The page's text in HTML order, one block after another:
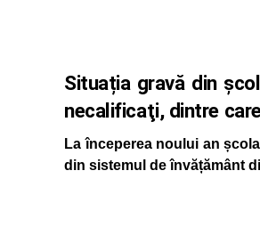
Situația gravă din
necalificaţi, dintre
La începerea noului an
din sistemul de învățământ